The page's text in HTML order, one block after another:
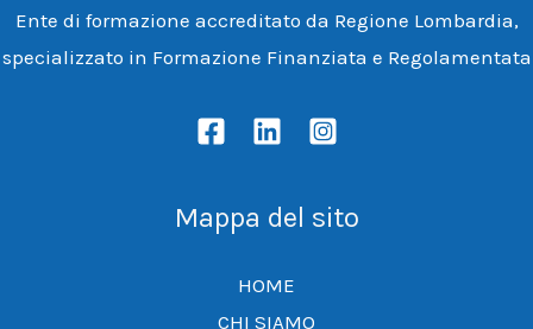
Ente di formazione accreditato da Regione Lombardia,
specializzato in Formazione Finanziata e Regolamentata
Mappa del sito
HOME
CHI SIAMO